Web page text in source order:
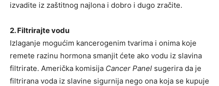
izvadite iz zaštitnog najlona i dobro i dugo zračite.
2. Filtrirajte vodu
Izlaganje mogućim kancerogenim tvarima i onima koje
remete razinu hormona smanjit ćete ako vodu iz slavina
filtrirate. Američka komisija Cancer Panel sugerira da je
filtrirana voda iz slavine sigurnija nego ona koja se kupuje